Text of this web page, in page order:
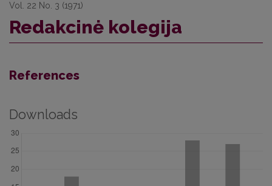
Vol. 22 No. 3 (1971)
Redakcinė kolegija
References
Downloads